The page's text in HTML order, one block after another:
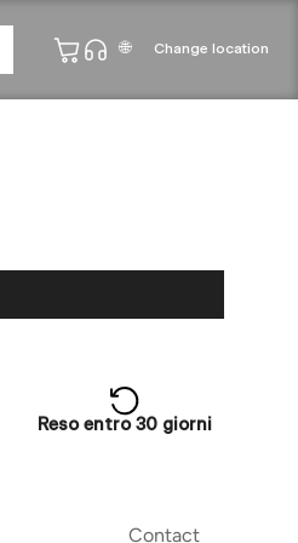
🌐 Change location
Reso entro 30 giorni
Contact